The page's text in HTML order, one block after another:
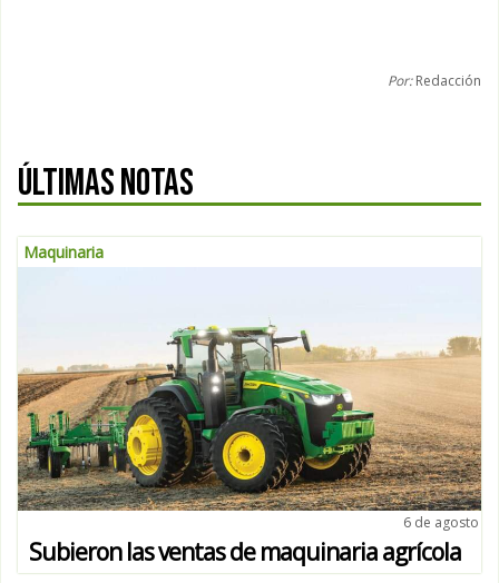
Por:Redacción
ÚLTIMAS NOTAS
Maquinaria
6 de agosto
Subieron las ventas de maquinaria agrícola